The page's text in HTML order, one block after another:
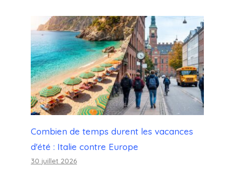
Combien de temps durent les vacances
d'été : Italie contre Europe
30 juillet 2026